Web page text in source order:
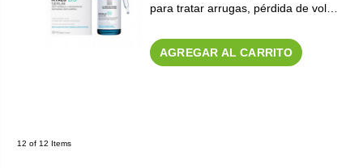
para tratar arrugas, pérdida de vol…
AGREGAR AL CARRITO
12 of 12 Items